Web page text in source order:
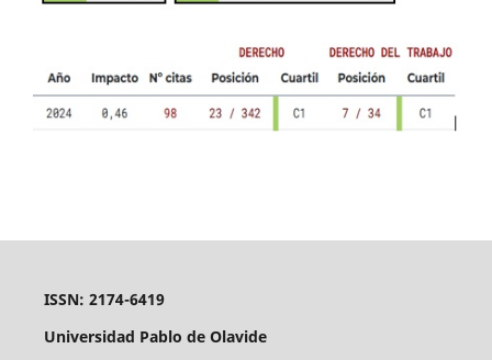
ISSN: 2174-6419
Universidad Pablo de Olavide